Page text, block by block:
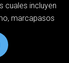
cuales incluyen
marcapasos